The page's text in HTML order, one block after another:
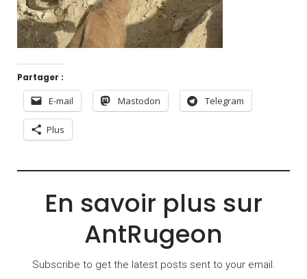
Partager :
E-mail Mastodon Telegram
Plus
En savoir plus sur
AntRugeon
Subscribe to get the latest posts sent to your email.